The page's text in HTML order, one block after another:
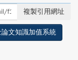
複製引用網址
文知識加值系統